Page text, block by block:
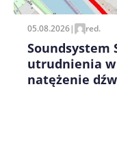
05.08.2026| red.
Soundsystem
utrudnienia w
natężenie